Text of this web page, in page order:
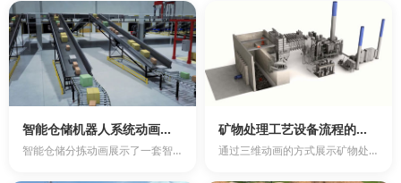
智能仓储机器人系统动画：高效精准拣选与快速响应
智能仓储分拣动画展示了一套智能仓储机器人系统，旨在向您展示仓储运营系统与其无缝对接的能力。该系统具备...
矿物处理工艺设备流程的智能化动画
通过三维动画的方式展示矿物处理工艺设备流程是一种很好的策略，它可以生动地展示整个流程，并提供更直观的...